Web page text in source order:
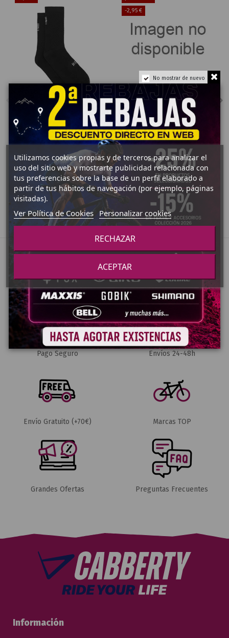
No mostrar de nuevo
CALCETINES
CALCETINES
HIRU LIGHT
9,75 €
13,00 €
Añadir al carrito
-2,95 €
CALCETINES
RBX EXPERT
SOCK WMN
BLK/FLYEL
XS
9,05 €
12,00 €
Añadir al carrito
Pago Seguro Envíos 24-48h
Envío Gratuito (+70€) Marcas TOP
Grandes Ofertas Preguntas Frecuentes
Información
Utilizamos cookies propias y de terceros para analizar el
uso del sitio web y mostrarte publicidad relacionada con
tus preferencias sobre la base de un perfil elaborado a
partir de tus hábitos de navegación (por ejemplo, páginas
visitadas).
Ver Política de Cookies Personalizar cookies
RECHAZAR
ACEPTAR